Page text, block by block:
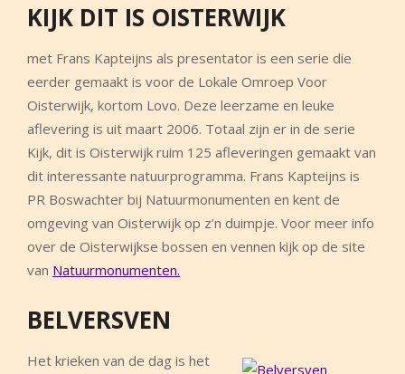
KIJK DIT IS OISTERWIJK
met Frans Kapteijns als presentator is een serie die
eerder gemaakt is voor de Lokale Omroep Voor
Oisterwijk, kortom Lovo. Deze leerzame en leuke
aflevering is uit maart 2006. Totaal zijn er in de serie
Kijk, dit is Oisterwijk ruim 125 afleveringen gemaakt van
dit interessante natuurprogramma. Frans Kapteijns is
PR Boswachter bij Natuurmonumenten en kent de
omgeving van Oisterwijk op z’n duimpje. Voor meer info
over de Oisterwijkse bossen en vennen kijk op de site
van Natuurmonumenten.
BELVERSVEN
Het krieken van de dag is het